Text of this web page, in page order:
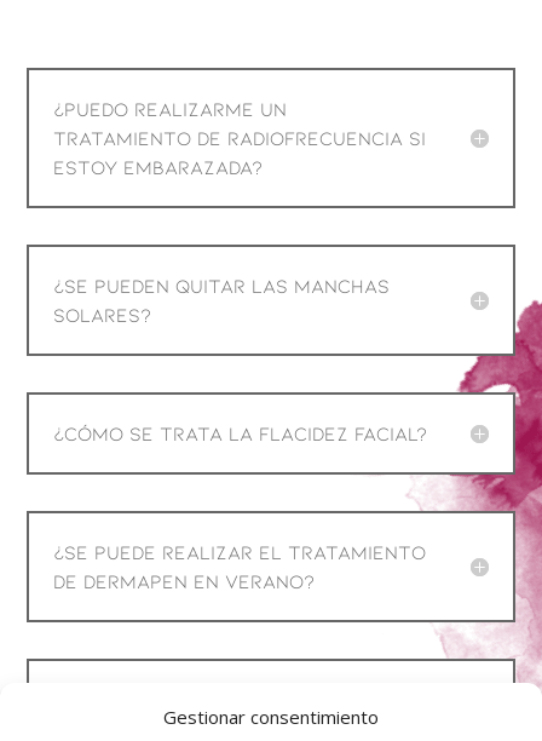
Gestionar consentimiento
¿Puedo realizarme un
tratamiento de radiofrecuencia si
estoy embarazada?
¿Se pueden quitar las manchas
solares?
¿Cómo se trata la flacidez facial?
¿Se puede realizar el tratamiento
de Dermapen en verano?
definitivo?